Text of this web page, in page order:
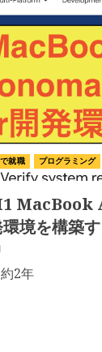
就職 プログラミング
境を構築す
2年